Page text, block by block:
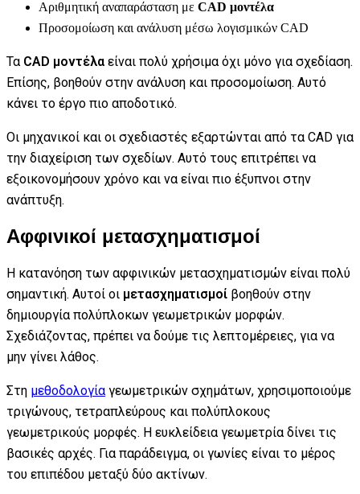
Αριθμητική αναπαράσταση με CAD μοντέλα
Προσομοίωση και ανάλυση μέσω λογισμικών CAD
Τα CAD μοντέλα είναι πολύ χρήσιμα όχι μόνο για σχεδίαση.
Επίσης, βοηθούν στην ανάλυση και προσομοίωση. Αυτό
κάνει το έργο πιο αποδοτικό.
Οι μηχανικοί και οι σχεδιαστές εξαρτώνται από τα CAD για
την διαχείριση των σχεδίων. Αυτό τους επιτρέπει να
εξοικονομήσουν χρόνο και να είναι πιο έξυπνοι στην
ανάπτυξη.
Αφφινικοί μετασχηματισμοί
Η κατανόηση των αφφινικών μετασχηματισμών είναι πολύ
σημαντική. Αυτοί οι μετασχηματισμοί βοηθούν στην
δημιουργία πολύπλοκων γεωμετρικών μορφών.
Σχεδιάζοντας, πρέπει να δούμε τις λεπτομέρειες, για να
μην γίνει λάθος.
Στη μεθοδολογίαγεωμετρικών σχημάτων, χρησιμοποιούμε
τριγώνους, τετραπλεύρους και πολύπλοκους
γεωμετρικούς μορφές. Η ευκλείδεια γεωμετρία δίνει τις
βασικές αρχές. Για παράδειγμα, οι γωνίες είναι το μέρος
του επιπέδου μεταξύ δύο ακτίνων.